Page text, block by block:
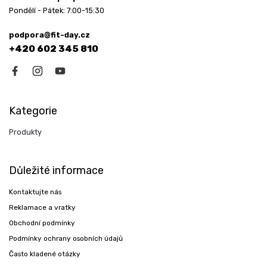
Pondělí - Pátek: 7:00-15:30
podpora@fit-day.cz
+420 602 345 810
Kategorie
Produkty
Důležité informace
Kontaktujte nás
Reklamace a vratky
Obchodní podmínky
Podmínky ochrany osobních údajů
Často kladené otázky